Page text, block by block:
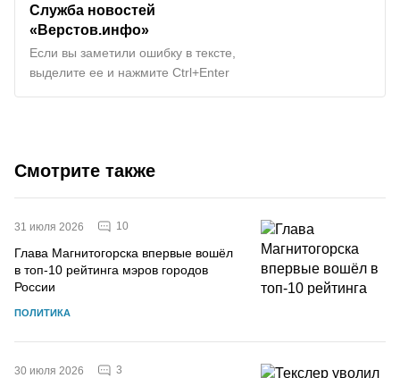
Служба новостей
«Верстов.инфо»
Если вы заметили ошибку в тексте,
выделите ее и нажмите Ctrl+Enter
Смотрите также
31 июля 2026 10
Глава Магнитогорска впервые вошёл
в топ-10 рейтинга мэров городов
России
ПОЛИТИКА
30 июля 2026 3